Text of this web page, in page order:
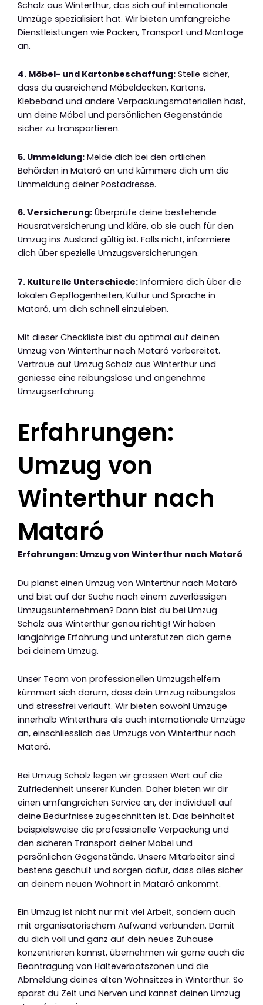
Scholz aus Winterthur, das sich auf internationale
Umzüge spezialisiert hat. Wir bieten umfangreiche
Dienstleistungen wie Packen, Transport und Montage
an.
4. Möbel- und Kartonbeschaffung: Stelle sicher,
dass du ausreichend Möbeldecken, Kartons,
Klebeband und andere Verpackungsmaterialien hast,
um deine Möbel und persönlichen Gegenstände
sicher zu transportieren.
5. Ummeldung: Melde dich bei den örtlichen
Behörden in Mataró an und kümmere dich um die
Ummeldung deiner Postadresse.
6. Versicherung: Überprüfe deine bestehende
Hausratversicherung und kläre, ob sie auch für den
Umzug ins Ausland gültig ist. Falls nicht, informiere
dich über spezielle Umzugsversicherungen.
7. Kulturelle Unterschiede: Informiere dich über die
lokalen Gepflogenheiten, Kultur und Sprache in
Mataró, um dich schnell einzuleben.
Mit dieser Checkliste bist du optimal auf deinen
Umzug von Winterthur nach Mataró vorbereitet.
Vertraue auf Umzug Scholz aus Winterthur und
geniesse eine reibungslose und angenehme
Umzugserfahrung.
Erfahrungen:
Umzug von
Winterthur nach
Mataró
Erfahrungen: Umzug von Winterthur nach Mataró
Du planst einen Umzug von Winterthur nach Mataró
und bist auf der Suche nach einem zuverlässigen
Umzugsunternehmen? Dann bist du bei Umzug
Scholz aus Winterthur genau richtig! Wir haben
langjährige Erfahrung und unterstützen dich gerne
bei deinem Umzug.
Unser Team von professionellen Umzugshelfern
kümmert sich darum, dass dein Umzug reibungslos
und stressfrei verläuft. Wir bieten sowohl Umzüge
innerhalb Winterthurs als auch internationale Umzüge
an, einschliesslich des Umzugs von Winterthur nach
Mataró.
Bei Umzug Scholz legen wir grossen Wert auf die
Zufriedenheit unserer Kunden. Daher bieten wir dir
einen umfangreichen Service an, der individuell auf
deine Bedürfnisse zugeschnitten ist. Das beinhaltet
beispielsweise die professionelle Verpackung und
den sicheren Transport deiner Möbel und
persönlichen Gegenstände. Unsere Mitarbeiter sind
bestens geschult und sorgen dafür, dass alles sicher
an deinem neuen Wohnort in Mataró ankommt.
Ein Umzug ist nicht nur mit viel Arbeit, sondern auch
mit organisatorischem Aufwand verbunden. Damit
du dich voll und ganz auf dein neues Zuhause
konzentrieren kannst, übernehmen wir gerne auch die
Beantragung von Halteverbotszonen und die
Abmeldung deines alten Wohnsitzes in Winterthur. So
sparst du Zeit und Nerven und kannst deinen Umzug